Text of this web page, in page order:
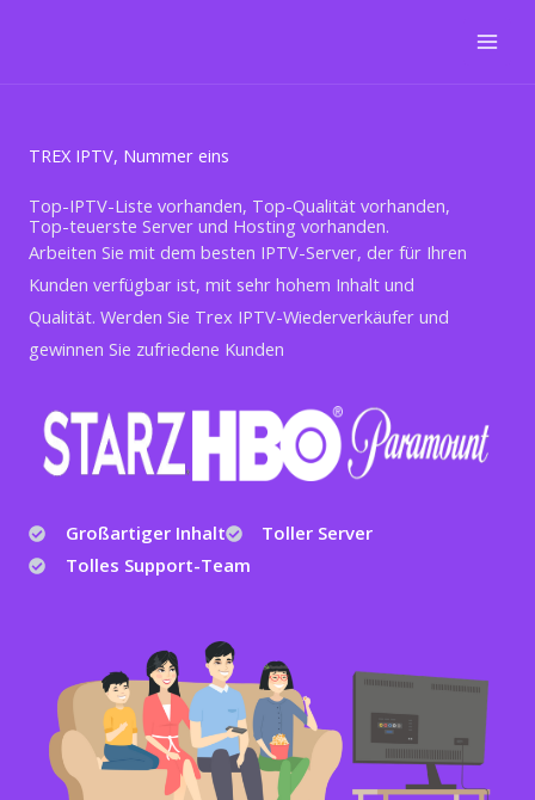
TREX IPTV, Nummer eins
Top-IPTV-Liste vorhanden, Top-Qualität vorhanden,
Top-teuerste Server und Hosting vorhanden.
Arbeiten Sie mit dem besten IPTV-Server, der für Ihren
Kunden verfügbar ist, mit sehr hohem Inhalt und
Qualität. Werden Sie Trex IPTV-Wiederverkäufer und
gewinnen Sie zufriedene Kunden
Großartiger Inhalt
Toller Server
Tolles Support-Team